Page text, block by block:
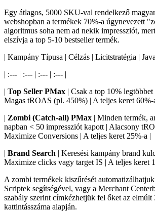
Egy átlagos, 5000 SKU-val rendelkező
webshopban a termékek 70%-a úgynevezett
algoritmus soha nem ad nekik impressziót,
elszívja a top 5-10 bestseller termék.
| Kampány Típusa | Célzás | Licitstratégia |
| :--- | :--- | :--- | :--- |
| Top Seller PMax | Csak a top 10%
Magas tROAS (pl. 450%) | A teljes keret 60%-
| Zombi (Catch-all) PMax | Minden termék,
napban < 50 impressziót kapott | Alacsony
Maximize Conversions | A teljes keret 25%-a |
| Brand Search | Keresési kampány brand
Maximize clicks vagy target IS | A teljes keret
A zombi termékek kiszűrését
Scriptek segítségével, vagy a Merchant
szabály szerint címkézhetjük fel őket az elmúlt
kattintásszáma alapján.